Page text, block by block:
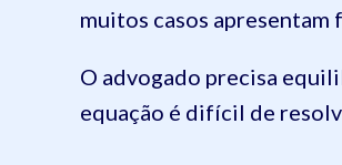
muitos casos apresentam
O advogado precisa
equação é difícil de